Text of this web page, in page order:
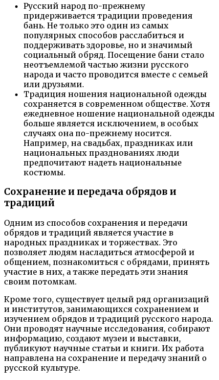
Русский народ по-прежнему
придерживается традиции проведения
бань. Не только это один из самых
популярных способов расслабиться и
поддерживать здоровье, но и значимый
социальный обряд. Посещение бани стало
неотъемлемой частью жизни русского
народа и часто проводится вместе с семьей
или друзьями.
Традиция ношения национальной одежды
сохраняется в современном обществе. Хотя
ежедневное ношение национальной одежды
больше является исключением, в особых
случаях она по-прежнему носится.
Например, на свадьбах, праздниках или
национальных празднованиях люди
предпочитают надеть национальные
костюмы.
Сохранение и передача обрядов и
традиций
Одним из способов сохранения и передачи
обрядов и традиций является участие в
народных праздниках и торжествах. Это
позволяет людям насладиться атмосферой и
общением, познакомиться с обрядами, принять
участие в них, а также передать эти знания
своим потомкам.
Кроме того, существует целый ряд организаций
и институтов, занимающихся сохранением и
изучением обрядов и традиций русского народа.
Они проводят научные исследования, собирают
информацию, создают музеи и выставки,
публикуют научные статьи и книги. Их работа
направлена на сохранение и передачу знаний о
русской культуре.